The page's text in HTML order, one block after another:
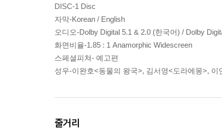
DISC-1 Disc
자막-Korean / English
오디오-Dolby Digital 5.1 & 2.0 (한국어) / Dolby
화면비율-1.85 : 1 Anamorphic Widescreen
스페셜피쳐- 예고편
성우-이완호<동물의 왕국>, 김서영<도라에몽>, 이
줄거리